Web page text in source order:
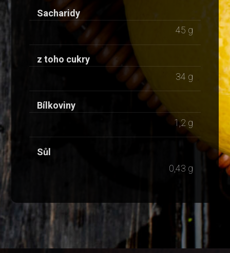
Sacharidy
45 g
z toho cukry
34 g
Bílkoviny
1,2 g
Sůl
0,43 g